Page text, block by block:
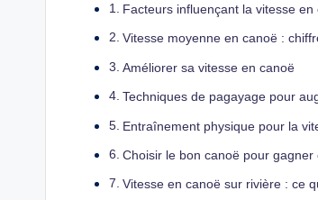
Facteurs influençant la vitesse en
Vitesse moyenne en canoë :
Améliorer sa vitesse en canoë
Techniques de pagayage pour
Entraînement physique pour la
Choisir le bon canoë pour gagner
Vitesse en canoë sur rivière : ce